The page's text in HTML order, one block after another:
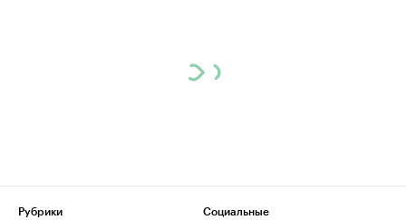
Рубрики
Социальные